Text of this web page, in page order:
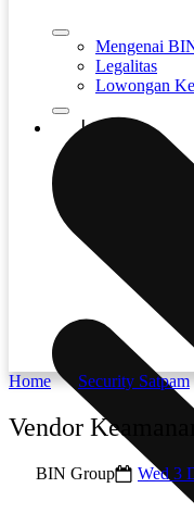
Mengenai
Legalitas
Lowongan
Layanan
Home Security Satpam
Vendor
BIN Group Wed 3